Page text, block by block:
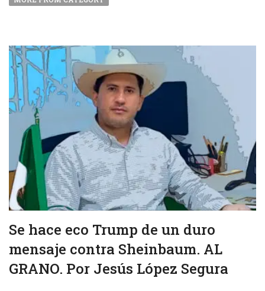
Se hace eco Trump de un duro
mensaje contra Sheinbaum. AL
GRANO. Por Jesús López Segura